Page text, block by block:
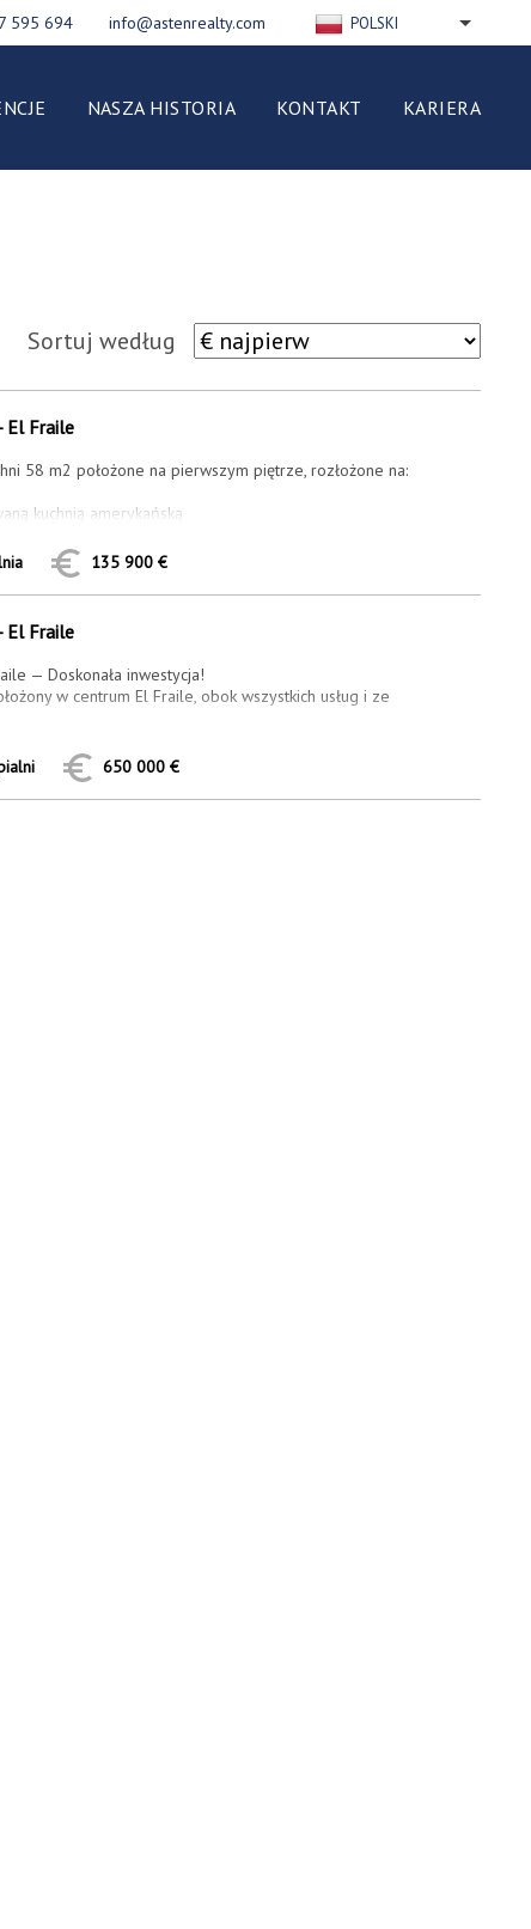
POLSKI
DEUTSCH
595 694 info@astenrealty.com
NASZA HISTORIA KONTAKT KARIERA
Sortuj według
El Fraile
58 m2 położone na pierwszym piętrze, rozłożone na:
kuchnią amerykańską
135 900 €
El Fraile
— Doskonała inwestycja!
w centrum El Fraile, obok wszystkich usług i ze
650 000 €